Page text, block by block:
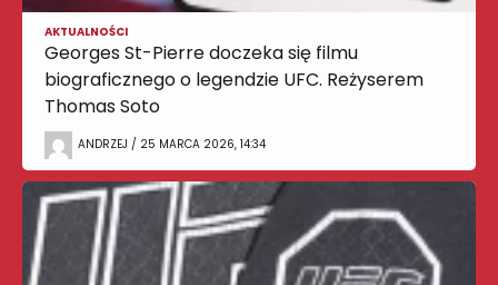
AKTUALNOŚCI
Georges St-Pierre doczeka się filmu
biograficznego o legendzie UFC. Reżyserem
Thomas Soto
ANDRZEJ / 25 MARCA 2026, 14:34